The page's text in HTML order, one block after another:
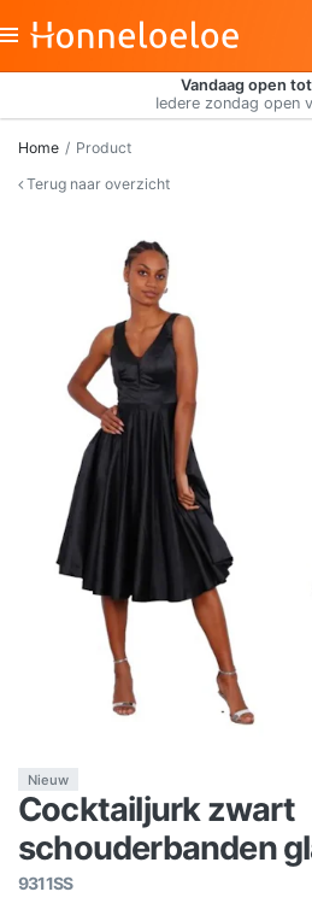
Vandaag open
Iedere zondag open
Home
Product
Terug naar overzicht
Nieuw
Cocktailjurk zwart
schouderbanden
9311SS